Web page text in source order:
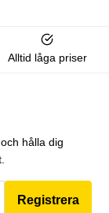
Alltid låga priser
hålla dig
Registrera